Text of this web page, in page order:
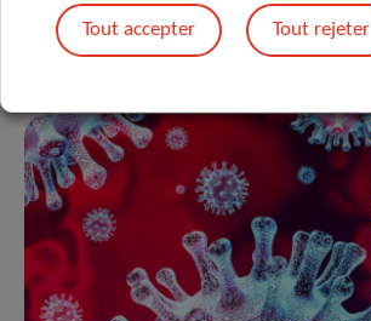
Actualités associées
Tout accepter Tout rejeter